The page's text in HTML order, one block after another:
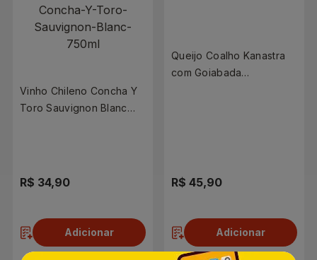
Vinho Chileno Concha Y
Toro Sauvignon Blanc
R$ 34,90
Adicionar
Queijo Coalho Kanastra
com Goiabada
R$ 45,90
Adicionar